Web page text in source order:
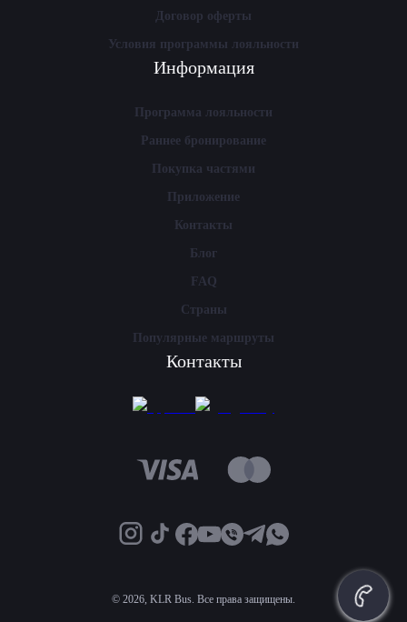
Договор оферты
Условия программы лояльности
Информация
Программа лояльности
Раннее бронирование
Покупка частями
Приложение
Контакты
Блог
FAQ
Страны
Популярные маршруты
Контакты
© 2026, KLR Bus. Все права защищены.